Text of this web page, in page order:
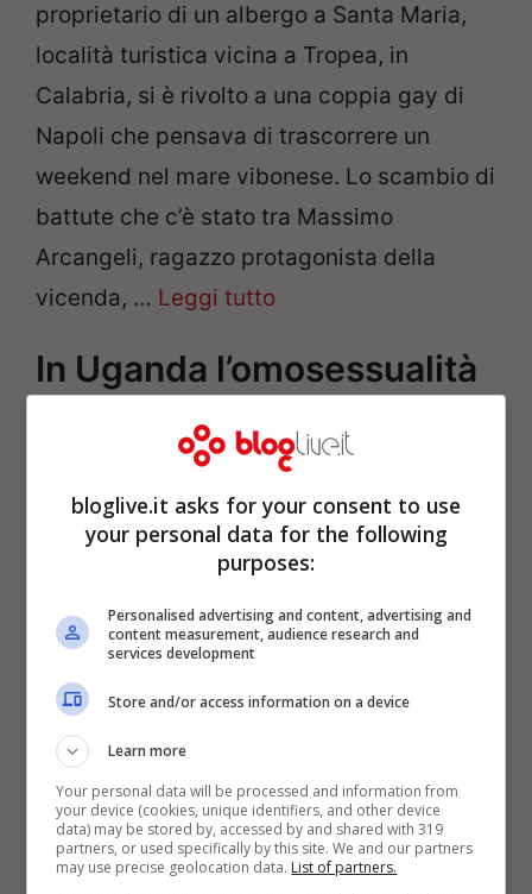
proprietario di un albergo a Santa Maria,
località turistica vicina a Tropea, in
Calabria, si è rivolto a una coppia gay di
Napoli che pensava di trascorrere un
weekend nel mare vibonese. Lo scambio di
battute che c’è stato tra Massimo
Arcangeli, ragazzo protagonista della
vicenda, … Leggi tutto
In Uganda l’omosessualità
si punisce con l’ergastolo
Martina Quaresima
Il Presidente dell’Uganda Yoweri Museveni
ha firmato il 24 febbraio la legge che
prevede l’ergastolo per gli omosessuali.
L’inconcepibile legge era stata approvata
avevano accettato di togliere la possibilità
di arrivare alla pena di morte. Museveni
prima di firmare si è preso del tempo per
bloglive.it asks for your consent to use
your personal data for the following
purposes:
Personalised advertising and content, advertising and
content measurement, audience research and
services development
Store and/or access information on a device
Learn more
Your personal data will be processed and information from
your device (cookies, unique identifiers, and other device
data) may be stored by, accessed by and shared with 319
partners, or used specifically by this site. We and our partners
may use precise geolocation data. List of partners.